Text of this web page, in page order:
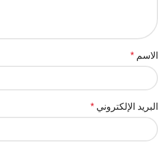
الاسم *
البريد الإلكتروني *